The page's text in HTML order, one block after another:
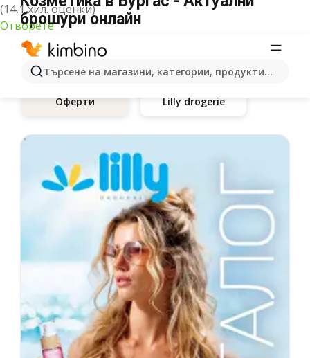
(14,1 хил. оценки)
Отворете
Търсене на магазини, категории, продукти...
брошури онлайн
Оферти Lilly drogerie